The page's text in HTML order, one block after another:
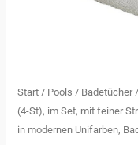
Start / Pools / Badetücher/
(4-St), im Set, mit feiner
in modernen Unifarben,